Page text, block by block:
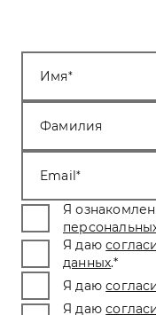
Имя
Фамилия
Email
Я
Я даю
данных.*
Я даю
Я даю